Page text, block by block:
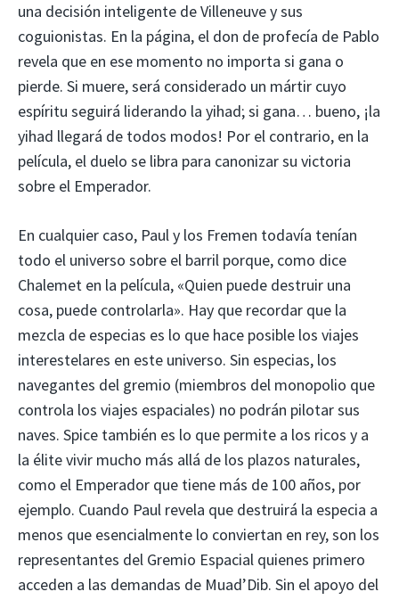
una decisión inteligente de Villeneuve y sus
coguionistas. En la página, el don de profecía de Pablo
revela que en ese momento no importa si gana o
pierde. Si muere, será considerado un mártir cuyo
espíritu seguirá liderando la yihad; si gana… bueno, ¡la
yihad llegará de todos modos! Por el contrario, en la
película, el duelo se libra para canonizar su victoria
sobre el Emperador.
En cualquier caso, Paul y los Fremen todavía tenían
todo el universo sobre el barril porque, como dice
Chalemet en la película, «Quien puede destruir una
cosa, puede controlarla». Hay que recordar que la
mezcla de especias es lo que hace posible los viajes
interestelares en este universo. Sin especias, los
navegantes del gremio (miembros del monopolio que
controla los viajes espaciales) no podrán pilotar sus
naves. Spice también es lo que permite a los ricos y a
la élite vivir mucho más allá de los plazos naturales,
como el Emperador que tiene más de 100 años, por
ejemplo. Cuando Paul revela que destruirá la especia a
menos que esencialmente lo conviertan en rey, son los
representantes del Gremio Espacial quienes primero
acceden a las demandas de Muad’Dib. Sin el apoyo del